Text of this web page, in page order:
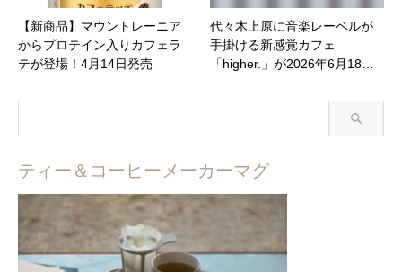
【新商品】マウントレーニア
からプロテイン入りカフェラ
テが登場！4月14日発売
代々木上原に音楽レーベルが
手掛ける新感覚カフェ
「higher.」が2026年6月18…
ティー＆コーヒーメーカーマグ